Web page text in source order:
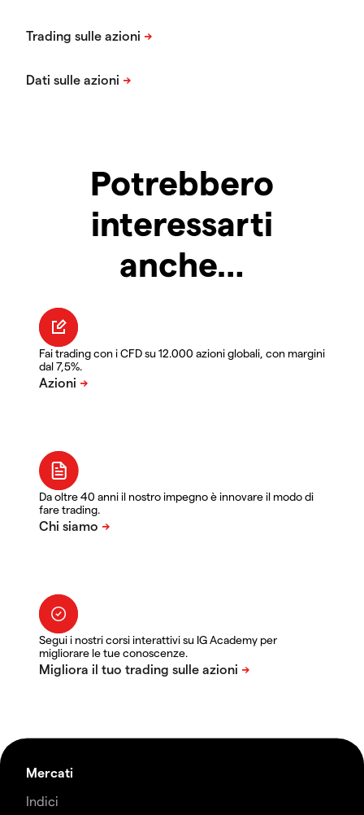
Potrebbero
interessarti
anche…
Fai trading con i CFD su 12.000 azioni globali, con margini
dal 7,5%.
Da oltre 40 anni il nostro impegno è innovare il modo di
fare trading.
Segui i nostri corsi interattivi su IG Academy per
migliorare le tue conoscenze.
Mercati
Indici